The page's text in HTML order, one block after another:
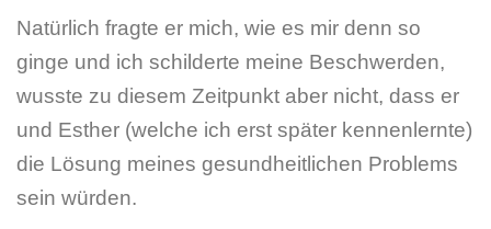
Natürlich fragte er mich, wie es mir denn so
ginge und ich schilderte meine Beschwerden,
wusste zu diesem Zeitpunkt aber nicht, dass er
und Esther (welche ich erst später kennenlernte)
die Lösung meines gesundheitlichen Problems
sein würden.